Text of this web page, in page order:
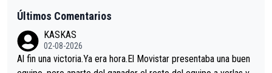
Últimos Comentarios
KASKAS
02-08-2026
Al fin una victoria.Ya era hora.El Movistar presentaba una buen